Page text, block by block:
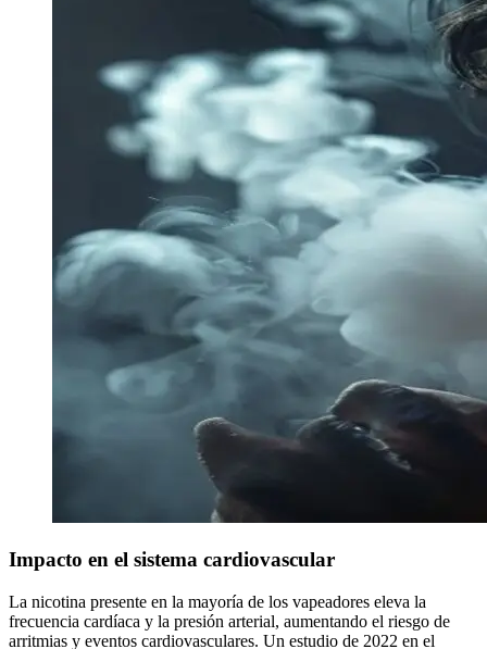
Impacto en el sistema cardiovascular
La nicotina presente en la mayoría de los vapeadores eleva la
frecuencia cardíaca y la presión arterial, aumentando el riesgo de
arritmias y eventos cardiovasculares. Un estudio de 2022 en el